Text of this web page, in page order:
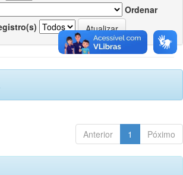
Ordenar
Anterior 1 Póximo